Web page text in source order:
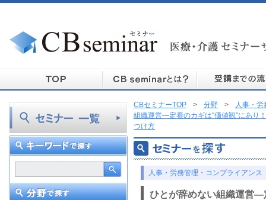
CBセミナーTOP > 分野 >
人事・
組織運営―定着のカギは“価値観”にあり
つけ方
人事・労務管理・コンプライアンス
ひとが辞めない組織運営―